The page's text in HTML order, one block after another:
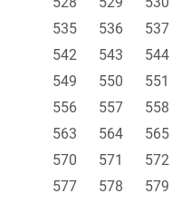
535
536 537
542
543 544
549
550 551
556
557 558
563
564 565
570
571 572
577
578 579